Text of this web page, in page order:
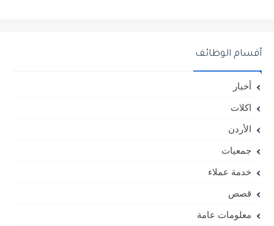
أقسام الوظائف
أخبار
اكلات
الأردن
جمعيات
خدمة عملاء
قصص
معلومات عامة